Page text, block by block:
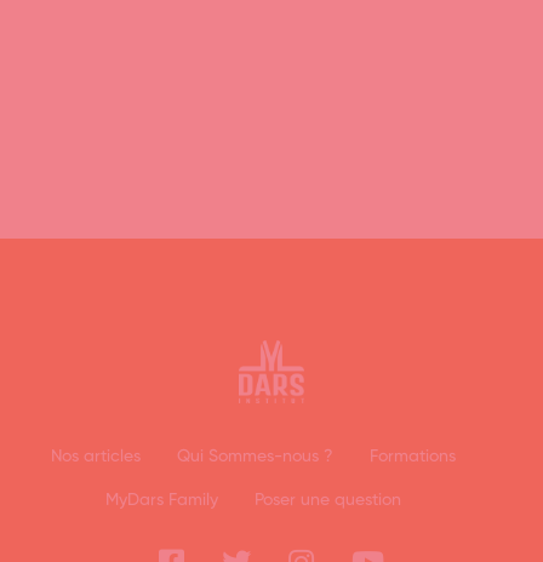
Nos articles Qui Sommes-nous ? Formations
MyDars Family Poser une question